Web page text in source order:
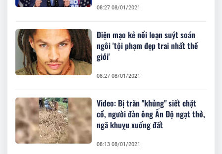
08:27 08/01/2021
Diện mạo kẻ nổi loạn suýt soán
ngôi 'tội phạm đẹp trai nhất thế
giới'
08:27 08/01/2021
Video: Bị trăn "khủng" siết chặt
cổ, người đàn ông Ấn Độ ngạt thở,
ngã khuỵu xuống đất
08:13 08/01/2021